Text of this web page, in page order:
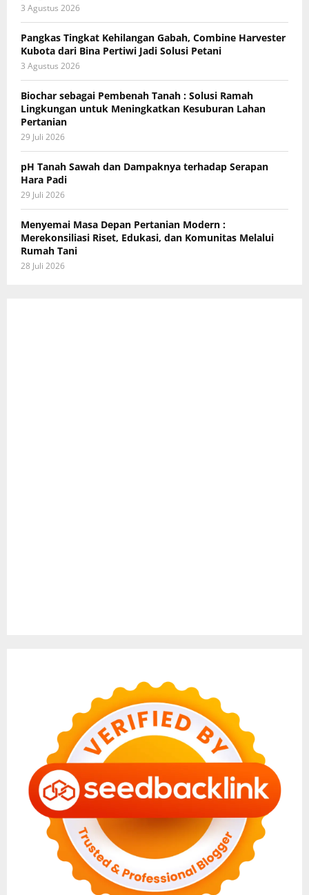
3 Agustus 2026
Pangkas Tingkat Kehilangan Gabah, Combine Harvester
Kubota dari Bina Pertiwi Jadi Solusi Petani
3 Agustus 2026
Biochar sebagai Pembenah Tanah : Solusi Ramah
Lingkungan untuk Meningkatkan Kesuburan Lahan
Pertanian
29 Juli 2026
pH Tanah Sawah dan Dampaknya terhadap Serapan
Hara Padi
29 Juli 2026
Menyemai Masa Depan Pertanian Modern :
Merekonsiliasi Riset, Edukasi, dan Komunitas Melalui
Rumah Tani
28 Juli 2026